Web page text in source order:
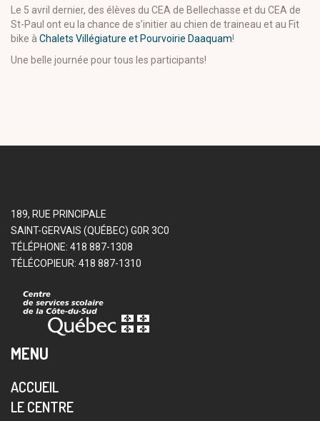
Le 5 avril dernier, des élèves du CEA de Bellechasse et du CEA de
St-Paul ont eu la chance de s’initier au chien de traineau et au Fit
bike à Chalets Villégiature et Pourvoirie Daaquam!
Une belle journée pour tous les participants!
189, RUE PRINCIPALE
SAINT-GERVAIS (QUÉBEC) G0R 3C0
TÉLÉPHONE: 418 887-1308
TÉLÉCOPIEUR: 418 887-1310
MENU
ACCUEIL
LE CENTRE